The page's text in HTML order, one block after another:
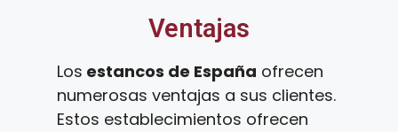
Ventajas
Los estancos de España ofrecen
numerosas ventajas a sus clientes.
Estos establecimientos ofrecen